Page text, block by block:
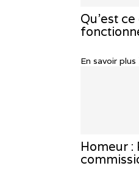
Qu’est
En savoir plus
Homeur :